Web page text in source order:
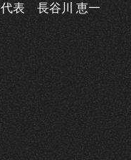
代表 長谷川 恵一